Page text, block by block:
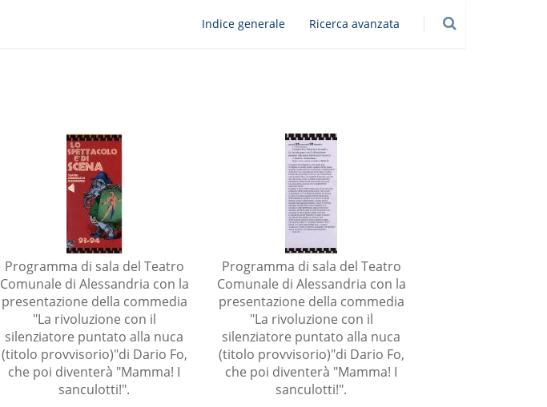
Indice generale Ricerca avanzata
Programma di sala del Teatro
Comunale di Alessandria con la
presentazione della commedia
"La rivoluzione con il
silenziatore puntato alla nuca
(titolo provvisorio)"di Dario Fo,
che poi diventerà "Mamma! I
sanculotti!".
Programma di sala del Teatro
Comunale di Alessandria con la
presentazione della commedia
"La rivoluzione con il
silenziatore puntato alla nuca
(titolo provvisorio)"di Dario Fo,
che poi diventerà "Mamma! I
sanculotti!".